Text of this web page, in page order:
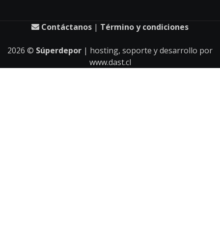
Contáctanos | Término y condiciones
2026 © Súperdepor | hosting, soporte y desarrollo por
www.dast.cl